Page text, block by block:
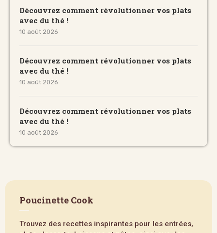
Découvrez comment révolutionner vos plats
avec du thé !
10 août 2026
Découvrez comment révolutionner vos plats
avec du thé !
10 août 2026
Découvrez comment révolutionner vos plats
avec du thé !
10 août 2026
Poucinette Cook
Trouvez des recettes inspirantes pour les entrées,